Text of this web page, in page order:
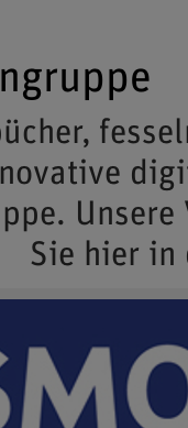
Sie hier in